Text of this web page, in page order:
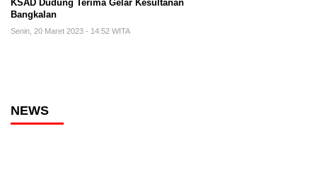
KSAD Dudung Terima Gelar Kesultanan
Bangkalan
Senin, 20 Maret 2023 - 14:52 WITA
NEWS